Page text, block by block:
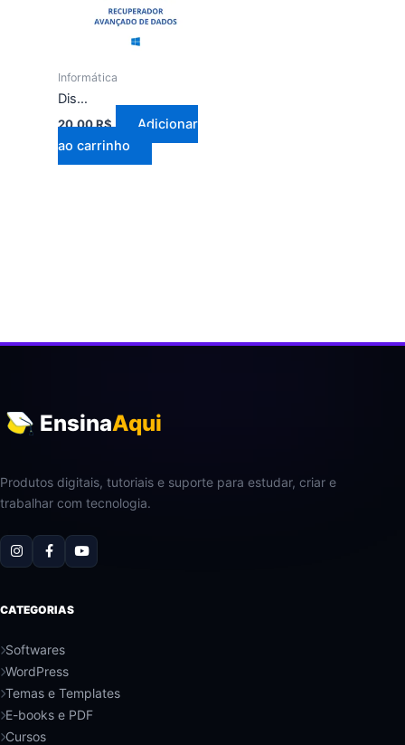
Informática
Disk Drill Premium 2026
20,00R$
Adicionar
ao carrinho
EnsinaAqui
Produtos digitais, tutoriais e suporte para estudar, criar e
trabalhar com tecnologia.
CATEGORIAS
Softwares
WordPress
Temas e Templates
E-books e PDF
Cursos